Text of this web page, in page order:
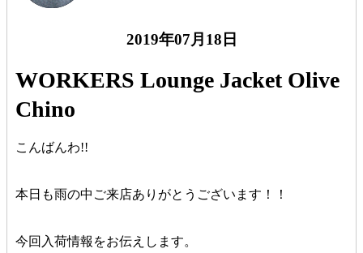
2019年07月18日
WORKERS Lounge Jacket Olive
Chino
こんばんわ!!
本日も雨の中ご来店ありがとうございます！！
今回入荷情報をお伝えします。